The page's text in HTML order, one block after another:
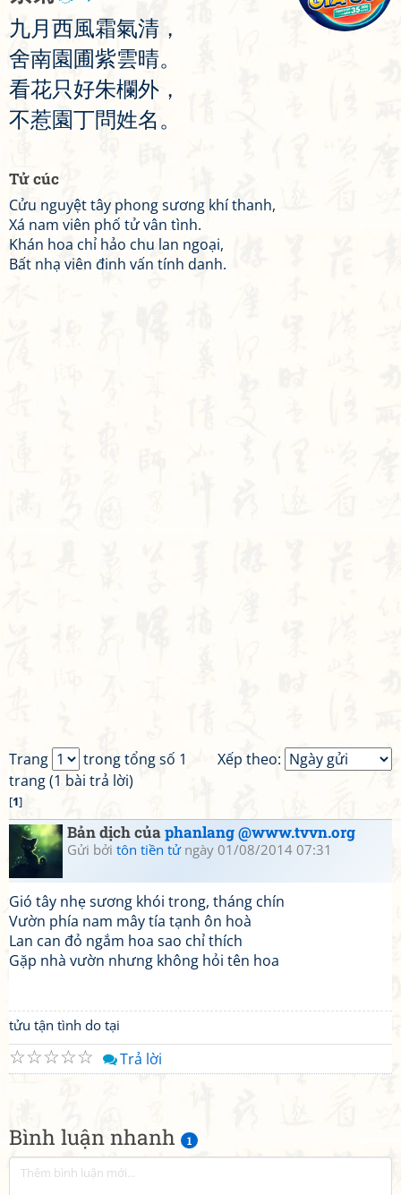
Bình luận nhanh 1
九月 西風霜氣清 ，
舍南園 圃紫雲晴。
看花只好朱欄外 ，
不惹園丁問姓名 。
Tử cúc
Cửu nguyệt tây phong sương khí thanh,
Xá nam viên phố tử vân tình.
Khán hoa chỉ hảo chu lan ngoại,
Bất nhạ viên đinh vấn tính danh.
Xếp theo:
Trang
trong tổng số 1
trang (1 bài trả lời)
[1]
Bản dịch củaphanlang @www.tvvn.org
Gửi bởi tôn tiền tửngày 01/08/2014 07:31
Gió tây nhẹ sương khói trong, tháng chín
Vườn phía nam mây tía tạnh ôn hoà
Lan can đỏ ngắm hoa sao chỉ thích
Gặp nhà vườn nhưng không hỏi tên hoa
tửu tận tình do tại
☆
☆
☆
☆
☆ Trả lời